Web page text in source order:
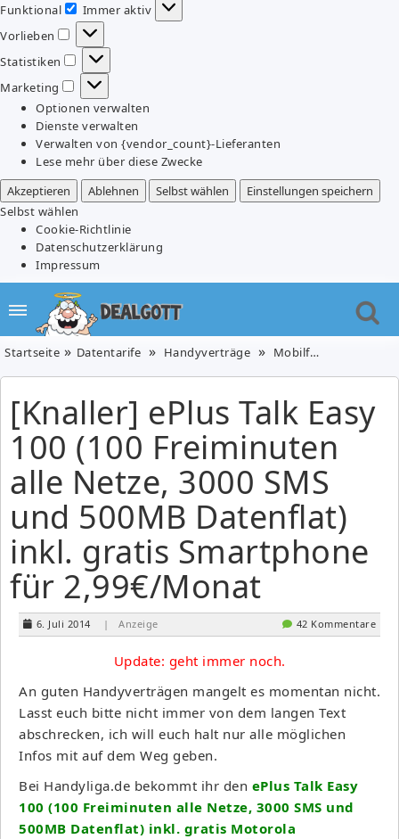
Funktional
Funktional
Immer aktiv
Vorlieben
Vorlieben
Statistiken
Statistiken
Marketing
Marketing
Optionen verwalten
Dienste verwalten
Verwalten von {vendor_count}-Lieferanten
Lese mehr über diese Zwecke
Akzeptieren
Ablehnen Selbst wählen
Einstellungen speichern
Selbst wählen
Cookie-Richtlinie
Datenschutzerklärung
Impressum
Startseite Datentarife Handyverträge Mobilfunk
[Knaller] ePlus Talk Easy
100 (100 Freiminuten
alle Netze, 3000 SMS
und 500MB Datenflat)
inkl. gratis Smartphone
für 2,99€/Monat
6. Juli 2014 | Anzeige 42 Kommentare
Update: geht immer noch.
An guten Handyverträgen mangelt es momentan nicht.
Lasst euch bitte nicht immer von dem langen Text
abschrecken, ich will euch halt nur alle möglichen
Infos mit auf dem Weg geben.
Bei Handyliga.de bekommt ihr den ePlus Talk Easy
100 (100 Freiminuten alle Netze, 3000 SMS und
500MB Datenflat) inkl. gratis Motorola